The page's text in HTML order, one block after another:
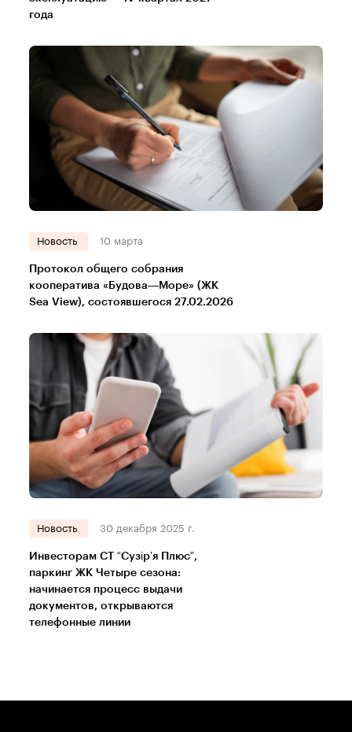
года
Новость 10 марта
Протокол общего собрания
кооператива «Будова—Море» (ЖК
Sea View), состоявшегося 27.02.2026
Новость 30 декабря 2025 г.
Инвесторам СТ “Сузір’я Плюс”,
паркинг ЖК Четыре сезона:
начинается процесс выдачи
документов, открываются
телефонные линии